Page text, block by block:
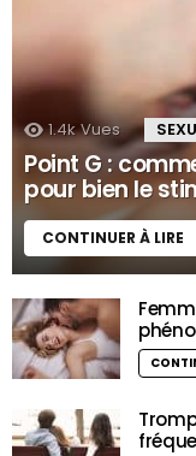
1.4k Vues
Point G :
pour bien le
CONTINUER À LIRE